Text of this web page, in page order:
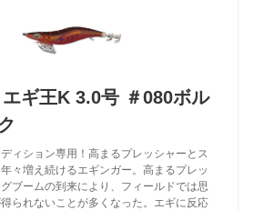
ギ王K 3.0号 ＃080ボル
ィション専用！高まるプレッシャーとス
々増え続けるエギンガー。高まるプレッ
ブームの到来により、フィールドでは思
られないことが多くなった。エギに反応